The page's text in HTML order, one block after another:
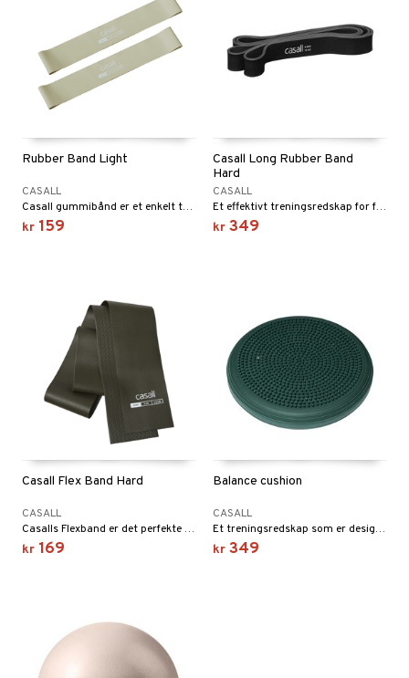
Rubber Band Light
CASALL
Casall gummibånd er et enkelt treningsredskap for motstandstrening, men som gir mange valgmuligheter.
kr 159
Casall Long Rubber Band
Hard
CASALL
Et effektivt treningsredskap for funksjonell trening som hjelper deg med å trene styrke, fleksibilitet, smidighet og hurtighet.
kr 349
Casall Flex Band Hard
CASALL
Casalls Flexband er det perfekte treningsredskapet for fleksibilitets- og stabilitetstrening. Kan brukes til øvelser for både over- og underkroppen.
kr 169
Balance cushion
CASALL
Et treningsredskap som er designet for å bygge styrke og stabilitet.
kr 349